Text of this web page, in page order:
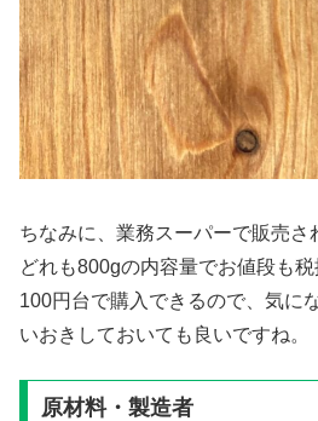
ちなみに、業務スーパーで販売さ
どれも800gの内容量でお値段も
100円台で購入できるので、気に
いおきしておいても良いですね。
原材料・製造者